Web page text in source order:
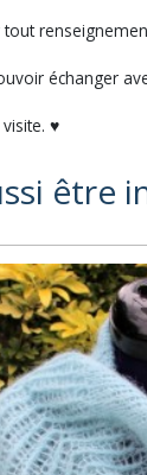
échanger
♥
être